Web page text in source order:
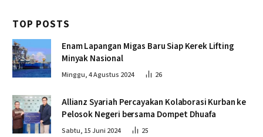
TOP POSTS
Enam Lapangan Migas Baru Siap Kerek Lifting
Minyak Nasional
Minggu, 4 Agustus 2024 26
Allianz Syariah Percayakan Kolaborasi Kurban ke
Pelosok Negeri bersama Dompet Dhuafa
Sabtu, 15 Juni 2024 25